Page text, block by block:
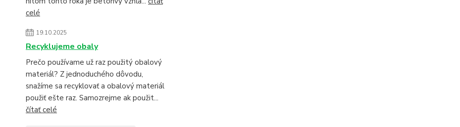
celé
19.10.2025
Recyklujeme obaly
Prečo používame už raz použitý obalový
materiál? Z jednoduchého dôvodu,
snažíme sa recyklovať a obalový materiál
použiť ešte raz. Samozrejme ak použit...
čítať celé